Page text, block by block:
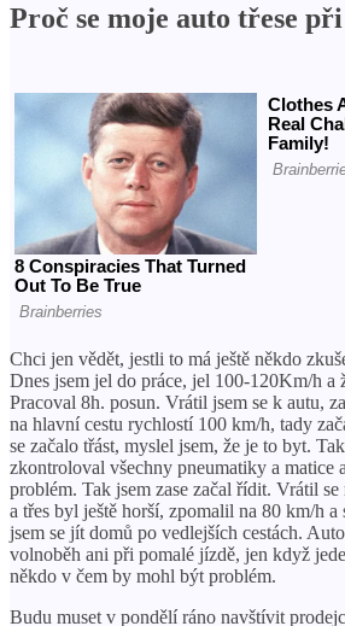
Proč se moje auto třese
Chci jen vědět, jestli to má ještě někdo
Dnes jsem jel do práce, jel 100-120Km/h a
Pracoval 8h. posun. Vrátil jsem se k autu,
na hlavní cestu rychlostí 100 km/h, tady
se začalo třást, myslel jsem, že je to byt.
zkontroloval všechny pneumatiky a matice
problém. Tak jsem zase začal řídit. Vrátil
a třes byl ještě horší, zpomalil na 80 km/h a
jsem se jít domů po vedlejších cestách. Auto
volnoběh ani při pomalé jízdě, jen když
někdo v čem by mohl být problém.
Budu muset v pondělí ráno navštívit